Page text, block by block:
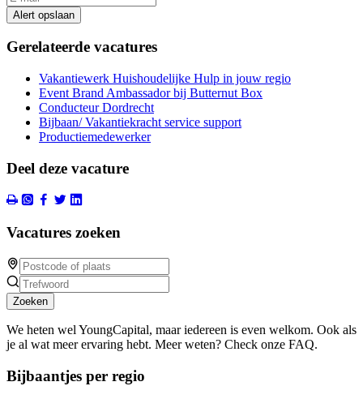
Alert opslaan
Gerelateerde vacatures
Vakantiewerk Huishoudelijke Hulp in jouw regio
Event Brand Ambassador bij Butternut Box
Conducteur Dordrecht
Bijbaan/ Vakantiekracht service support
Productiemedewerker
Deel deze vacature
Vacatures zoeken
Zoeken
We heten wel YoungCapital, maar iedereen is even welkom. Ook als
je al wat meer ervaring hebt. Meer weten? Check onze FAQ.
Bijbaantjes per regio